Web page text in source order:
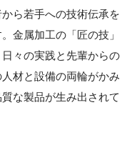
ら若手への技術伝承を
金属加工の「匠の技」
々の実践と先輩からの
材と設備の両輪がかみ
な製品が生み出されて